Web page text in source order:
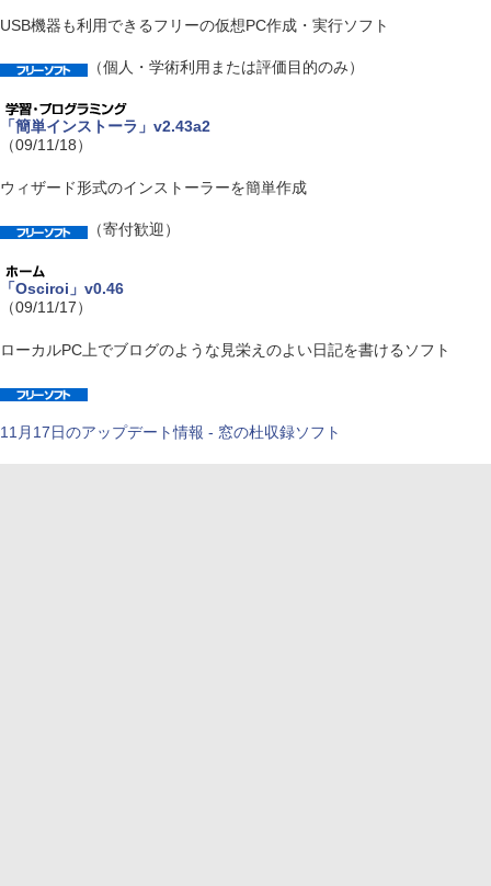
USB機器も利用できるフリーの仮想PC作成・実行ソフト
（個人・学術利用または評価目的のみ）
「簡単インストーラ」v2.43a2
（09/11/18）
ウィザード形式のインストーラーを簡単作成
（寄付歓迎）
「Osciroi」v0.46
（09/11/17）
ローカルPC上でブログのような見栄えのよい日記を書けるソフト
11月17日のアップデート情報 - 窓の杜収録ソフト